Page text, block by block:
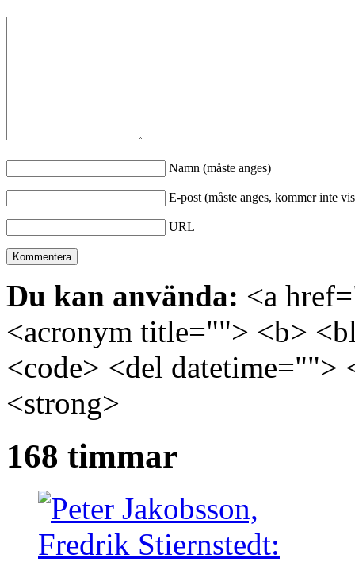
Namn (måste anges)
E-post (måste anges, kommer inte
URL
Du kan använda: <a
<acronym title=""> <b>
<code> <del
<strong>
168 timmar